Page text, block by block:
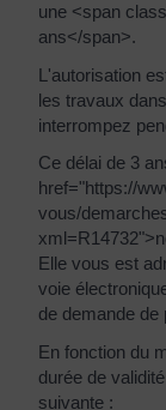
une <span
ans</span>.
L'autorisation
les travaux
interrompez
Ce délai de 3
href="https://
vous/
Elle vous est
voie
de demande de
En fonction du
durée de
suivante :